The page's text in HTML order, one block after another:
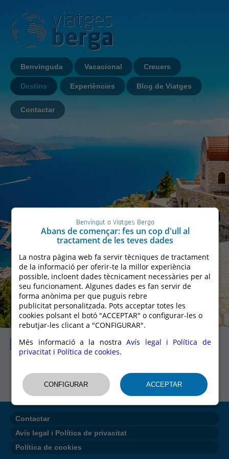
Benvinguda Vacacional Creuers
Destins Experiències Blog de Viatges
Contactar
Mediterrani
Mediterrani
Contactar
Avís legal i Política de privacitat
Política de cookies
Benvingut a Viatges Berga
Abans de començar: fes un cop d'ull al
tractament de les teves dades
La nostra pàgina web fa servir tècniques de tractament
de la informació per oferir-te la millor experiència
possible, incloent dades tècnicament necessàries per al
seu funcionament. Algunes dades es fan servir de
forma anònima per que puguis rebre
publicitat personalitzada. Pots acceptar totes les
cookies polsant el botó "ACCEPTAR" o configurar-les o
rebutjar-les clicant a "CONFIGURAR".
Més informació a la nostraAvís legal i Política de
privacitat i Política de cookies.